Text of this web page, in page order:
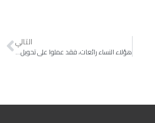
التالي
هؤلاء النساء رائعات، فقد عملوا على تحويل القصاصات القماشية إلى قطع ثمينة